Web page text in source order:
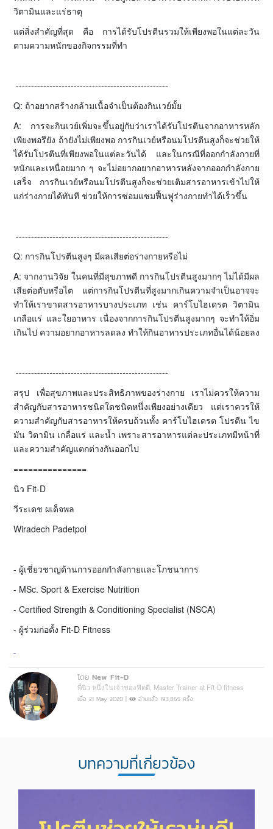
วิตามินและแร่ธาตุ
แต่สิ่งสำคัญที่สุด คือ การได้รับโปรตีนรวมให้เพียงพอในแต่ละวัน
ตามความหนักของกิจกรรมที่ทำ
--------------------------------------------------
Q: ถ้าอยากสร้างกล้ามเนื้อจำเป็นต้องกินเวย์มั้ย
A: การจะกินเวย์เพิ่มจะขึ้นอยู่กับว่าเราได้รับโปรตีนจากอาหารหลัก
เพียงพอรึยัง ถ้ายังไม่เพียงพอ การกินเวย์หรือนมโปรตีนสูงก็จะช่วยให้
ได้รับโปรตีนที่เพียงพอในแต่ละวันได้ และในกรณีที่ออกกำลังกายที่
หนักและเหนื่อยมาก ๆ จะไม่อยากอยากอาหารหลังจากออกกำลังกาย
เสร็จ การกินเวย์หรือนมโปรตีนสูงก็จะช่วยเติมสารอาหารเข้าไปให้
แก่ร่างกายได้ทันที ช่วยให้การซ่อมแซมฟื้นฟูร่างกายทำได้เร็วขึ้น
--------------------------------------------------
Q: การกินโปรตีนสูงๆ มีผลเสียต่อร่างกายหรือไม่
A: จากงานวิจัย ในคนที่มีสุขภาพดี การกินโปรตีนสูงมากๆ ไม่ได้มีผล
เสียต่อตับหรือไต แต่การกินโปรตีนที่สูงมากเกินความจำเป็นอาจจะ
ทำให้เราขาดสารอาหารบางประเภท เช่น คาร์โบไฮเดรต วิตามิน
เกลือแร่ และใยอาหาร เนื่องจากการกินโปรตีนสูงมากๆ จะทำให้อิ่ม
เกินไป ความอยากอาหารลดลง ทำให้กินอาหารประเภทอื่นได้น้อยลง
--------------------------------------------------
สรุป เพื่อสุขภาพและประสิทธิภาพของร่างกาย เราไม่ควรให้ความ
สำคัญกับสารอาหารชนิดใดชนิดหนึ่งเพียงอย่างเดียว แต่เราควรให้
ความสำคัญกับสารอาหารให้ครบถ้วนทั้ง คาร์โบไฮเดรต โปรตีน ไข
มัน วิตามิน เกลื่อแร่ และน้ำ เพราะสารอาหารแต่ละประเภทมีหน้าที่
และความสำคัญแตกต่างกันออกไป
===============
นิว Fit-D
วีระเดช ผเด็จพล
Wiradech Padetpol
- ผู้เชี่ยวชาญด้านการออกกำลังกายและโภชนาการ
- MSc. Sport & Exercise Nutrition
- Certified Strength & Conditioning Specialist (NSCA)
- ผู้ร่วมก่อตั้ง Fit-D Fitness
โดย New Fit-D
พี่นิว หนึ่งในเจ้าของฟิตดี, Master Trainer at Fit-D fitness
เมื่อ 21 May 2020 | อ่านแล้ว 193,865 ครั้ง
บทความที่เกี่ยวข้อง